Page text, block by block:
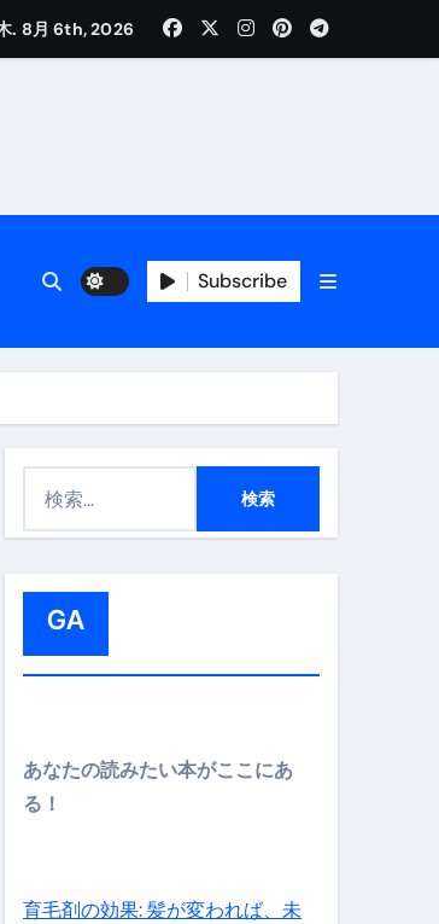
ト中の食事
貧しくなります。【 竹花貴騎 切り抜き 会社員
. 8月 6th, 2026
Subscribe
GA
あなたの読みたい本がここにあ
る！
育毛剤の効果: 髪が変われば、未